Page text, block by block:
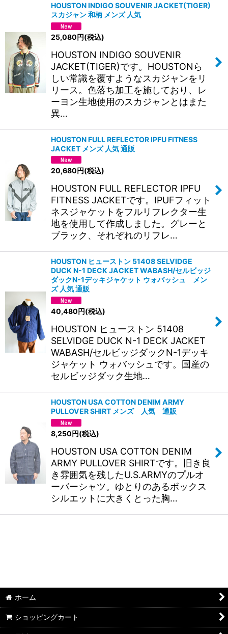
HOUSTON INDIGO SOUVENIR JACKET(TIGER)
スカジャン 和柄 メンズ 人気
25,080円(税込)
HOUSTON INDIGO SOUVENIR
JACKET(TIGER)です。HOUSTONら
しい常識を覆すようなスカジャンをリ
リース。色落ち加工を施しており、レ
ーヨン生地使用のスカジャンとはまた
異…
HOUSTON FULL REFLECTOR IPFU FITNESS
JACKET メンズ 人気 通販
20,680円(税込)
HOUSTON FULL REFLECTOR IPFU
FITNESS JACKETです。IPUFフィット
ネスジャケットをフルリフレクター生
地を使用して作成しました。グレーと
ブラック、それぞれのリフレ…
HOUSTON ヒューストン 51408 SELVIDGE
DUCK N-1 DECK JACKET WABASH/セルビッジ
ダックN-1デッキジャケット ウォバッシュ メン
ズ 人気 通販
40,480円(税込)
HOUSTON ヒューストン 51408
SELVIDGE DUCK N-1 DECK JACKET
WABASH/セルビッジダックN-1デッキ
ジャケット ウォバッシュです。国産の
セルビッジダック生地…
HOUSTON USA COTTON DENIM ARMY
PULLOVER SHIRT メンズ 人気 通販
8,250円(税込)
HOUSTON USA COTTON DENIM
ARMY PULLOVER SHIRTです。旧き良
き雰囲気を残したU.S.ARMYのプルオ
ーバーシャツ。ゆとりのあるボックス
シルエットに大きくとった胸…
ホーム
ショッピングカート